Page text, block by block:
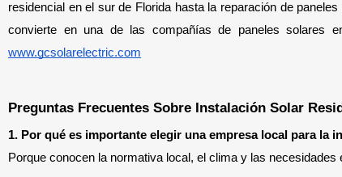
residencial en el sur de Florida hasta la reparación de
www.gcsolarelectric.com
Preguntas Frecuentes Sobre Instalación Solar
1. Por qué es importante elegir una empresa local para la
Porque conocen la normativa local, el clima y las